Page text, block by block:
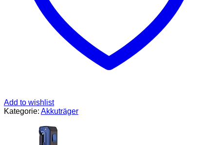
Add to wishlist
Kategorie: Akkuträger